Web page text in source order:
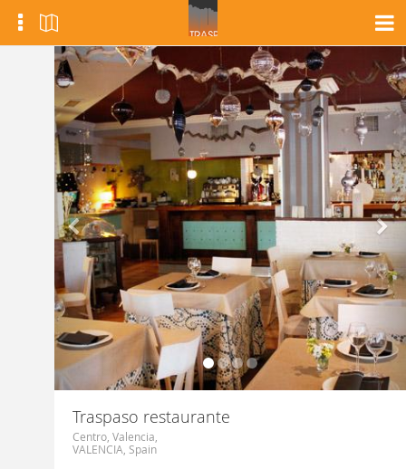
Traspaso restaurante
Centro, Valencia,
VALENCIA, Spain